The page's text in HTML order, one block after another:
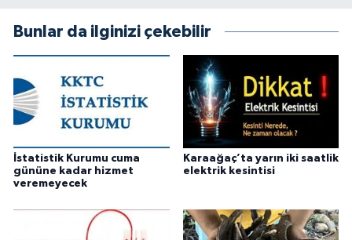
Bunlar da ilginizi çekebilir
İstatistik Kurumu cuma
gününe kadar hizmet
veremeyecek
Karaağaç’ta yarın iki saatlik
elektrik kesintisi